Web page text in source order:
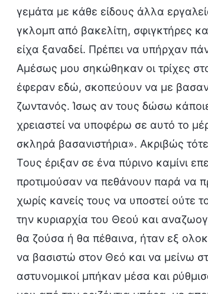
γεμάτα με κάθε είδους άλλα
γκλομπ από βακελίτη, σφιγκτήρες
είχα ξαναδεί. Πρέπει να υπήρχαν
Αμέσως μου σηκώθηκαν οι τρίχες
έφεραν εδώ, σκοπεύουν να με
ζωντανός. Ίσως αν τους δώσω
χρειαστεί να υποφέρω σε αυτό το
σκληρά βασανιστήρια». Ακριβώς
Τους έριξαν σε ένα πύρινο καμίνι
προτιμούσαν να πεθάνουν παρά να
χωρίς κανείς τους να υποστεί ούτε
την κυριαρχία του Θεού και
θα ζούσα ή θα πέθαινα, ήταν εξ
να βασιστώ στον Θεό και να μείνω
αστυνομικοί μπήκαν μέσα και